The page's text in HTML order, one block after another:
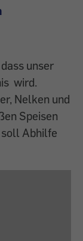
unser
wird.
Nelken und
Speisen
Abhilfe